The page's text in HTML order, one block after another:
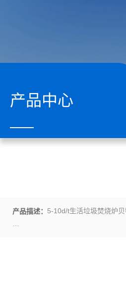
产品中心
产品描述： 5-10d/t生活垃圾焚烧炉贝
2、 医疗废弃物：针筒、手套、包